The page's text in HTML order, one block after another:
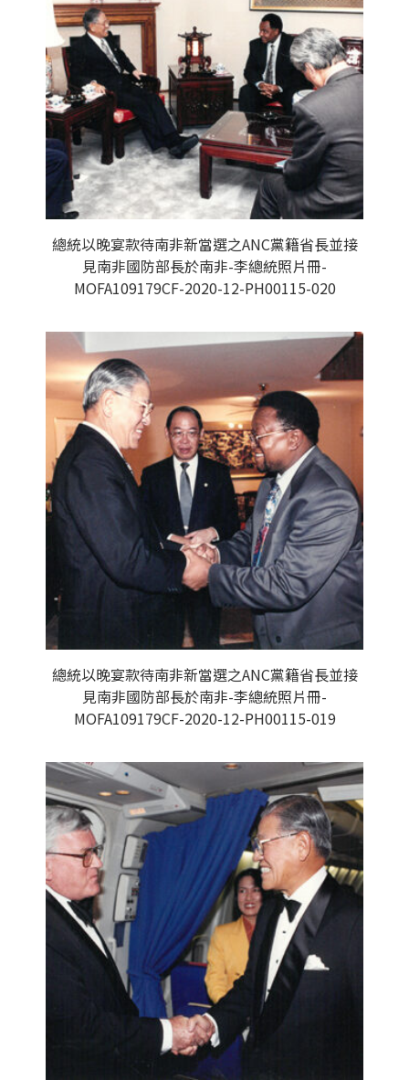
總統以晚宴款待南非新當選之ANC黨籍省長並接
見南非國防部長於南非-李總統照片冊-
MOFA109179CF-2020-12-PH00115-020
總統以晚宴款待南非新當選之ANC黨籍省長並接
見南非國防部長於南非-李總統照片冊-
MOFA109179CF-2020-12-PH00115-019